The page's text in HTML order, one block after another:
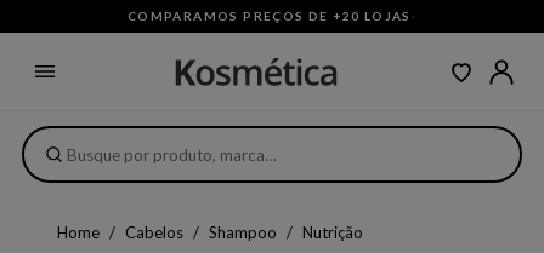
COMPARAMOS PREÇOS DE +20 LOJAS ·
Home Cabelos Shampoo Nutrição